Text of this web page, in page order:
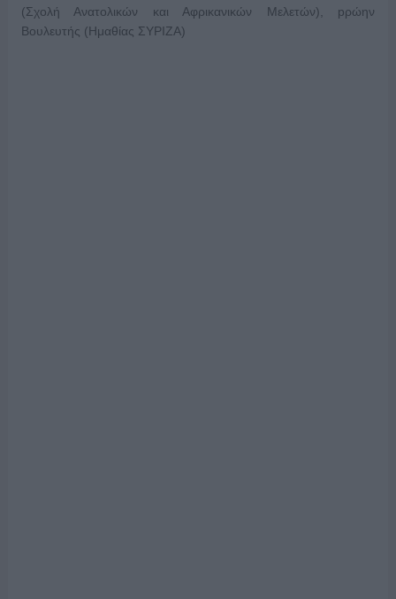
(Σχολή Ανατολικών και Αφρικανικών Μελετών), pρώην
Βουλευτής (Ημαθίας ΣΥΡΙΖΑ)